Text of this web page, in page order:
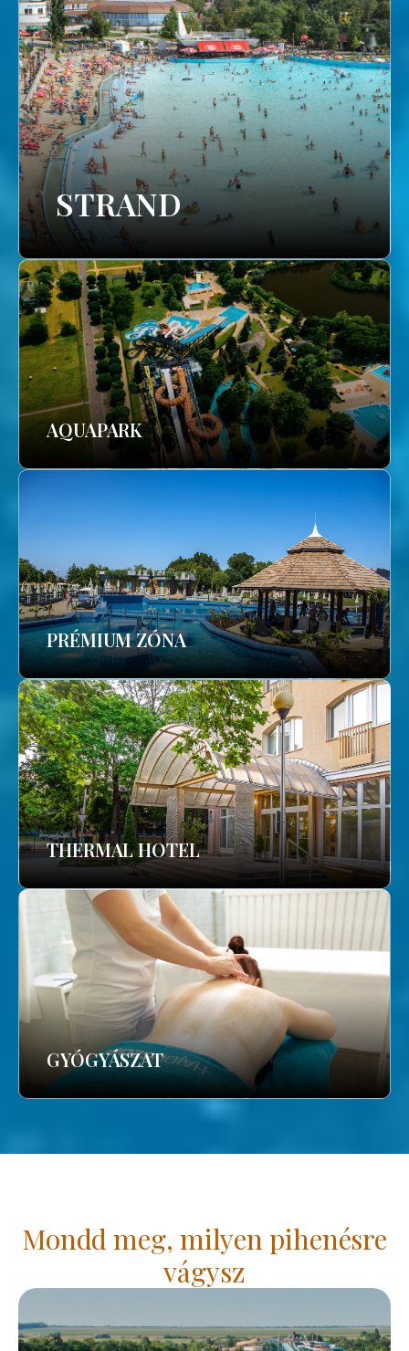
STRAND
AQUAPARK
PRÉMIUM ZÓNA
THERMAL HOTEL
GYÓGYÁSZAT
Mondd meg, milyen pihenésre
vágysz